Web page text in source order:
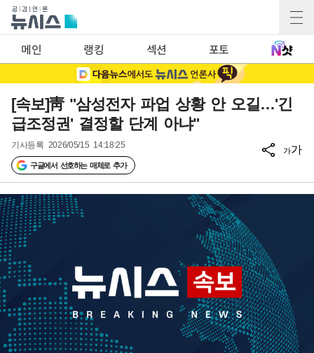
메인 랭킹 섹션 포토
[속보]靑 "삼성전자 파업 상황 안 오길…'긴
급조정권' 결정할 단계 아냐"
기사등록 2026/05/15 14:18:25
구글에서 선호하는 매체로 추가
가가